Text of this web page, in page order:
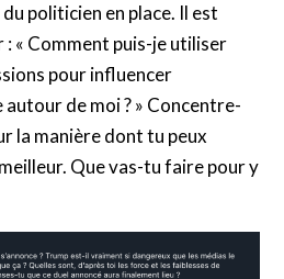
politicien en place. Il est
: « Comment puis-je utiliser
pour influencer
de moi ? » Concentre-
la manière dont tu peux
Que vas-tu faire pour y